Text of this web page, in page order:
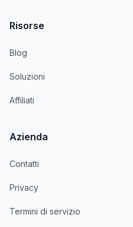
Risorse
Blog
Soluzioni
Affiliati
Azienda
Contatti
Privacy
Termini di servizio